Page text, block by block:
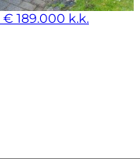
€ 189.000 k.k.